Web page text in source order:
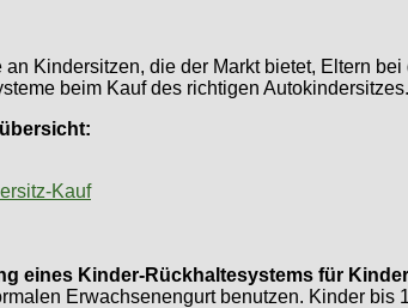
Kindersitzen, die der Markt bietet, Eltern
beim Kauf des richtigen
Kauf
eines Kinder-Rückhaltesystems für
Erwachsenengurt benutzen. Kinder